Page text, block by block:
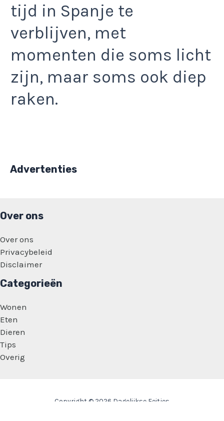
tijd in Spanje te
verblijven, met
momenten die soms licht
zijn, maar soms ook diep
raken.
Advertenties
Over ons
Over ons
Privacybeleid
Disclaimer
Categorieën
Wonen
Eten
Dieren
Tips
Overig
Copyright © 2026 Dagelijkse Feitjes